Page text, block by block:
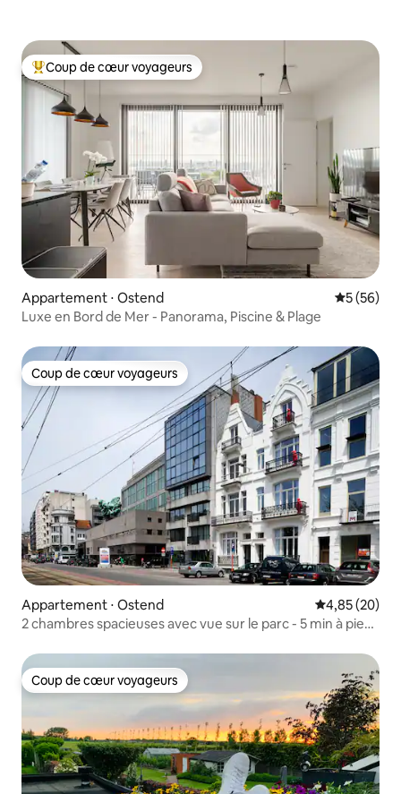
Coups de cœur voyageurs les plus appréciés
Coup de cœur voyageurs
Appartement ⋅ Ostend
5 (56)
Luxe en Bord de Mer - Panorama, Piscine & Plage
Coup de cœur voyageurs
Coup de cœur voyageurs
Appartement ⋅ Ostend Évaluation
4,85 (20)
2 chambres spacieuses avec vue sur le parc - 5 min à pied
Coup de cœur voyageurs
Coup de cœur voyageurs